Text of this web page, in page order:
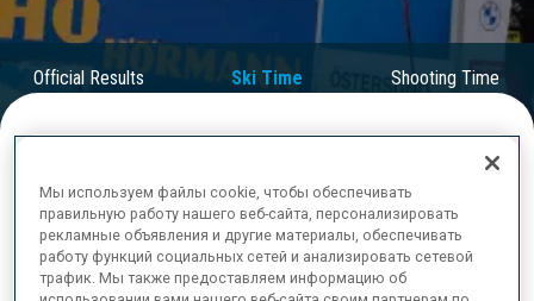
Official Results Ski Time Shooting Time
ОКОНЧАТЕЛЬНЫЕ РЕЗУЛЬТАТЫ – SKI TIME
0 53 L. OBLAK
Мы используем файлы cookie, чтобы обеспечивать
правильную работу нашего веб-сайта, персонализировать
рекламные объявления и другие материалы, обеспечивать
работу функций социальных сетей и анализировать сетевой
трафик. Мы также предоставляем информацию об